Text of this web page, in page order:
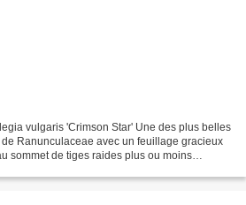
vulgaris 'Crimson Star' Une des plus belles
Ranunculaceae avec un feuillage gracieux
sommet de tiges raides plus ou moins